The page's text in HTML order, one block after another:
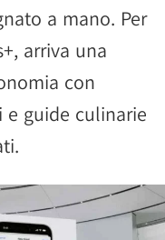
a mano. Per
arriva una
con
e guide culinarie